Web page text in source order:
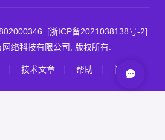
[浙ICP备2021038138号-2]
网络科技有限公司 , 版权所有.
技术文章 帮助 问答